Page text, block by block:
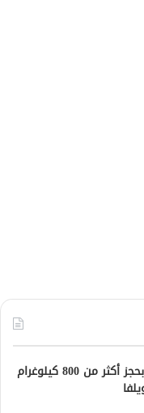
مطاردة بحرية تنتهي بحجز أكثر من 800 كيلوغرام